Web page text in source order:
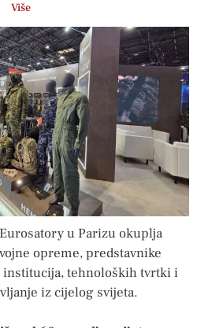
Više
u Parizu okuplja
opreme, predstavnike
institucija, tehnoloških tvrtki i
iz cijelog svijeta.